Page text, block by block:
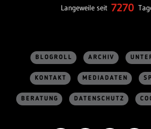
Langeweile seit 7270
BLOGROLL ARCHIV
KONTAKT MEDIADATEN
BERATUNG DATENSCHUTZ